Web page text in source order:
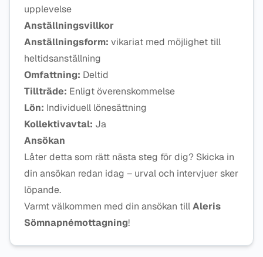
upplevelse
Anställningsvillkor
Anställningsform: vikariat med möjlighet till
heltidsanställning
Omfattning: Deltid
Tillträde: Enligt överenskommelse
Lön: Individuell lönesättning
Kollektivavtal: Ja
Ansökan
Låter detta som rätt nästa steg för dig? Skicka in
din ansökan redan idag – urval och intervjuer sker
löpande.
Varmt välkommen med din ansökan tillAleris
Sömnapnémottagning!